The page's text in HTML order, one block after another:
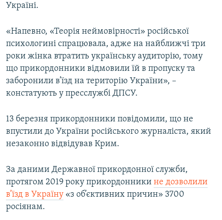
Україні.
«Напевно, «Теорія неймовірності» російської
психологині спрацювала, адже на найближчі три
роки жінка втратить українську аудиторію, тому
що прикордонники відмовили їй в пропуску та
заборонили в’їзд на територію України», –
констатують у пресслужбі ДПСУ.
13 березня прикордонники повідомили, що не
впустили до України російського журналіста, який
незаконно відвідував Крим.
За даними Державної прикордонної служби,
протягом 2019 року прикордонники не дозволили
в’їзд в Україну «з об’єктивних причин» 3700
росіянам.